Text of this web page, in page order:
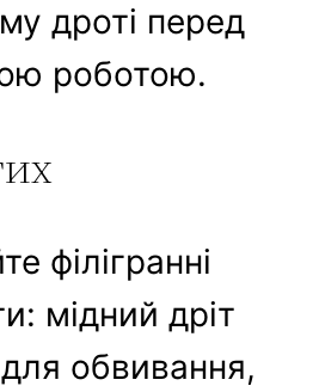
дроті перед
роботою.
філігранні
мідний дріт
обвивання,